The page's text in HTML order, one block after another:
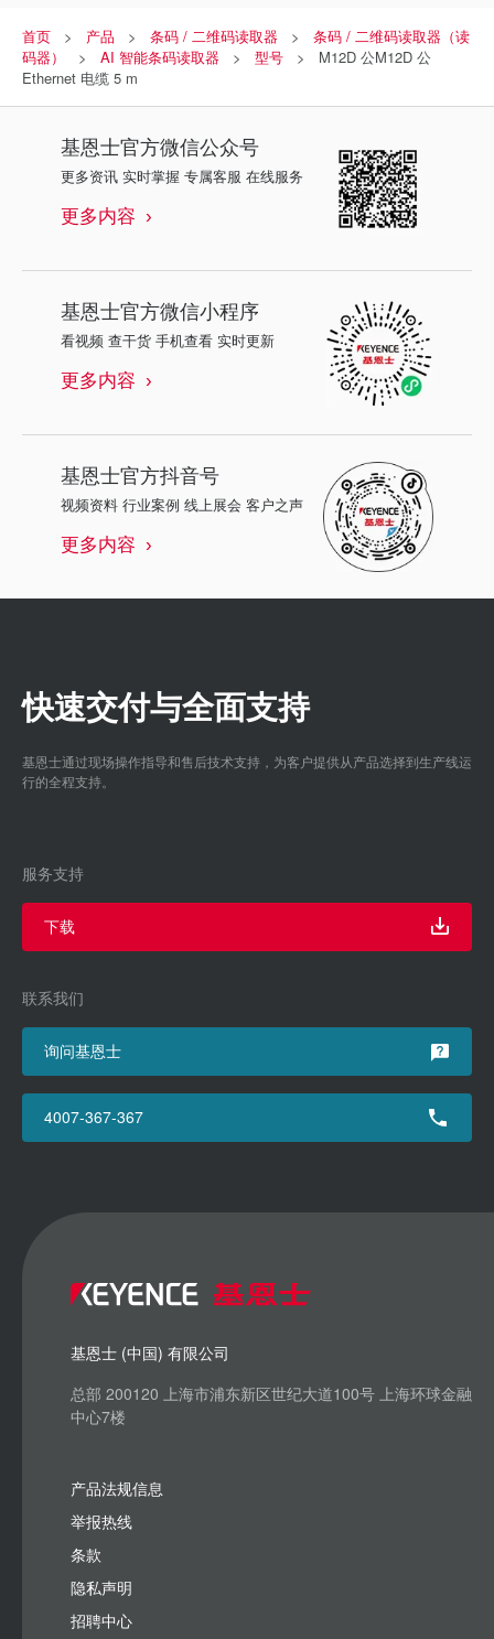
首页 产品 条码 / 二维码读取器
条码 / 二维码读取器（读
码器）
AI 智能条码读取器 型号
M12D 公M12D 公
Ethernet 电缆 5 m
基恩士官方微信公众号
更多资讯 实时掌握 专属客服 在线服务
更多内容
基恩士官方微信小程序
看视频 查干货 手机查看 实时更新
更多内容
基恩士官方抖音号
视频资料 行业案例 线上展会 客户之声
更多内容
快速交付与全面支持
基恩士通过现场操作指导和售后技术支持，为客户提供从产品选择到生产线运
行的全程支持。
服务支持
下载
联系我们
询问基恩士
4007-367-367
基恩士 (中国) 有限公司
总部 200120 上海市浦东新区世纪大道100号 上海环球金融
中心7楼
产品法规信息
举报热线
条款
隐私声明
招聘中心